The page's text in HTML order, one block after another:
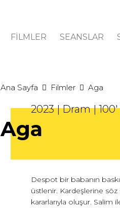
FİLMLER SEANSLAR
Ana Sayfa Filmler Aga
2023 | Dram | 100'
Aga
Despot bir babanın
üstlenir. Kardeşlerine
kararlarıyla oluşur. Salim